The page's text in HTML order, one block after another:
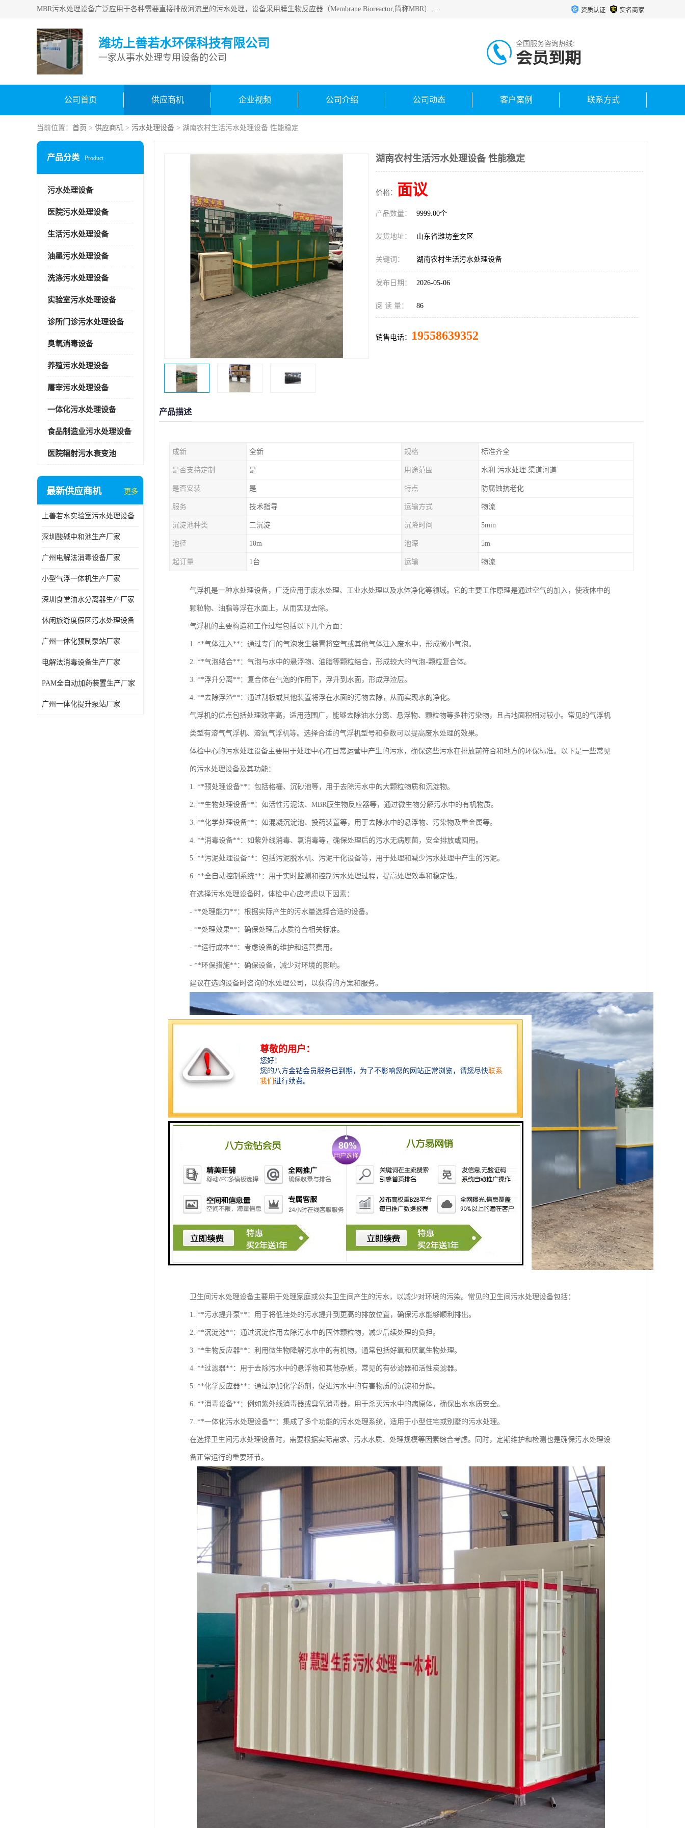
MBR污水处理设备广泛应用于各种需要直接排放河流里的污水处理，设备采用膜生物反应器（Membrane Bioreactor,简称MBR〕技术，取代了传统工艺中的二沉池，它可以*地进行固液分离，得到直接使用的稳定中水，又可在生物池内维持高浓度的微生物量，工艺剩余污泥少，极有效地去除氨氮，出水悬浮物和浊度接近于零，出水中细菌和病毒被大幅度去除，能耗低，占地面积小。 资质认证 实名商家
潍坊上善若水环保科技有限公司
一家从事水处理专用设备的公司
全国服务咨询热线:
会员到期
公司首页 供应商机 企业视频 公司介绍 公司动态 客户案例 联系方式
当前位置： 首页 > 供应商机 > 污水处理设备 > 湖南农村生活污水处理设备 性能稳定
产品分类 Product
污水处理设备
医院污水处理设备
生活污水处理设备
油墨污水处理设备
洗涤污水处理设备
实验室污水处理设备
诊所门诊污水处理设备
臭氧消毒设备
养殖污水处理设备
屠宰污水处理设备
一体化污水处理设备
食品制造业污水处理设备
医院辐射污水衰变池
最新供应商机 更多
上善若水实验室污水处理设备
深圳酸碱中和池生产厂家
广州电解法消毒设备厂家
小型气浮一体机生产厂家
深圳食堂油水分离器生产厂家
休闲旅游度假区污水处理设备
广州一体化预制泵站厂家
电解法消毒设备生产厂家
PAM全自动加药装置生产厂家
广州一体化提升泵站厂家
湖南农村生活污水处理设备 性能稳定
价格： 面议
产品数量： 9999.00个
发货地址： 山东省潍坊奎文区
关键词： 湖南农村生活污水处理设备
发布日期： 2026-05-06
阅 读 量： 86
销售电话： 19558639352
产品描述
成新 全新 规格 标准齐全
是否支持定制 是 用途范围 水利 污水处理 渠道河道
是否安装 是 特点 防腐蚀抗老化
服务 技术指导 运输方式 物流
沉淀池种类 二沉淀 沉降时间 5min
池径 10m 池深 5m
起订量 1台 运输 物流
气浮机是一种水处理设备，广泛应用于废水处理、工业水处理以及水体净化等领域。它的主要工作原理是通过空气的加入，使液体中的
颗粒物、油脂等浮在水面上，从而实现去除。
气浮机的主要构造和工作过程包括以下几个方面：
1. **气体注入**：通过专门的气泡发生装置将空气或其他气体注入废水中，形成微小气泡。
2. **气泡结合**：气泡与水中的悬浮物、油脂等颗粒结合，形成较大的气泡-颗粒复合体。
3. **浮升分离**：复合体在气泡的作用下，浮升到水面，形成浮渣层。
4. **去除浮渣**：通过刮板或其他装置将浮在水面的污物去除，从而实现水的净化。
气浮机的优点包括处理效率高，适用范围广，能够去除油水分离、悬浮物、颗粒物等多种污染物，且占地面积相对较小。常见的气浮机
类型有溶气气浮机、溶氧气浮机等。选择合适的气浮机型号和参数可以提高废水处理的效果。
体检中心的污水处理设备主要用于处理中心在日常运营中产生的污水，确保这些污水在排放前符合和地方的环保标准。以下是一些常见
的污水处理设备及其功能：
1. **预处理设备**：包括格栅、沉砂池等，用于去除污水中的大颗粒物质和沉淀物。
2. **生物处理设备**：如活性污泥法、MBR膜生物反应器等，通过微生物分解污水中的有机物质。
3. **化学处理设备**：如混凝沉淀池、投药装置等，用于去除水中的悬浮物、污染物及重金属等。
4. **消毒设备**：如紫外线消毒、氯消毒等，确保处理后的污水无病原菌，安全排放或回用。
5. **污泥处理设备**：包括污泥脱水机、污泥干化设备等，用于处理和减少污水处理中产生的污泥。
6. **全自动控制系统**：用于实时监测和控制污水处理过程，提高处理效率和稳定性。
在选择污水处理设备时，体检中心应考虑以下因素：
- **处理能力**：根据实际产生的污水量选择合适的设备。
- **处理效果**：确保处理后水质符合相关标准。
- **运行成本**：考虑设备的维护和运营费用。
- **环保措施**：确保设备，减少对环境的影响。
建议在选购设备时咨询的水处理公司，以获得的方案和服务。
卫生间污水处理设备主要用于处理家庭或公共卫生间产生的污水，以减少对环境的污染。常见的卫生间污水处理设备包括：
1. **污水提升泵**：用于将低洼处的污水提升到更高的排放位置，确保污水能够顺利排出。
2. **沉淀池**：通过沉淀作用去除污水中的固体颗粒物，减少后续处理的负担。
3. **生物反应器**：利用微生物降解污水中的有机物，通常包括好氧和厌氧生物处理。
4. **过滤器**：用于去除污水中的悬浮物和其他杂质，常见的有砂滤器和活性炭滤器。
5. **化学反应器**：通过添加化学药剂，促进污水中的有害物质的沉淀和分解。
6. **消毒设备**：例如紫外线消毒器或臭氧消毒器，用于杀灭污水中的病原体，确保出水水质安全。
7. **一体化污水处理设备**：集成了多个功能的污水处理系统，适用于小型住宅或别墅的污水处理。
在选择卫生间污水处理设备时，需要根据实际需求、污水水质、处理规模等因素综合考虑。同时，定期维护和检测也是确保污水处理设
备正常运行的重要环节。